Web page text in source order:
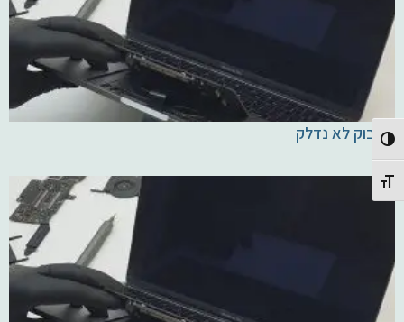
Toggle High Contrast
Toggle Font size
מקבוק לא נדלק